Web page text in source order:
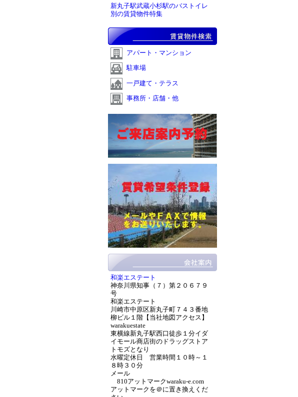
新丸子駅武蔵小杉駅のバストイレ
別の賃貸物件特集
アパート・マンション
駐車場
一戸建て・テラス
事務所・店舗・他
和楽エステート
神奈川県知事（７）第２０６７９
号
和楽エステート
川崎市中原区新丸子町７４３番地
柳ビル１階【当社地図アクセス】
warakuestate
東横線新丸子駅西口徒歩１分イダ
イモール商店街のドラッグストア
トモズとなり
水曜定休日 営業時間１０時～１
８時３０分
メール
810アットマークwaraku-e.com
アットマークを＠に置き換えくだ